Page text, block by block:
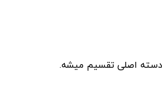
اصلی تقسیم میشه.